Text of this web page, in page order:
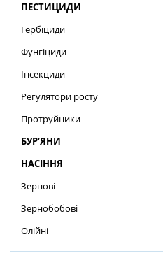
ПЕСТИЦИДИ
Гербіциди
Фунгіциди
Інсекциди
Регулятори росту
Протруйники
БУР’ЯНИ
НАСІННЯ
Зернові
Зернобобові
Олійні